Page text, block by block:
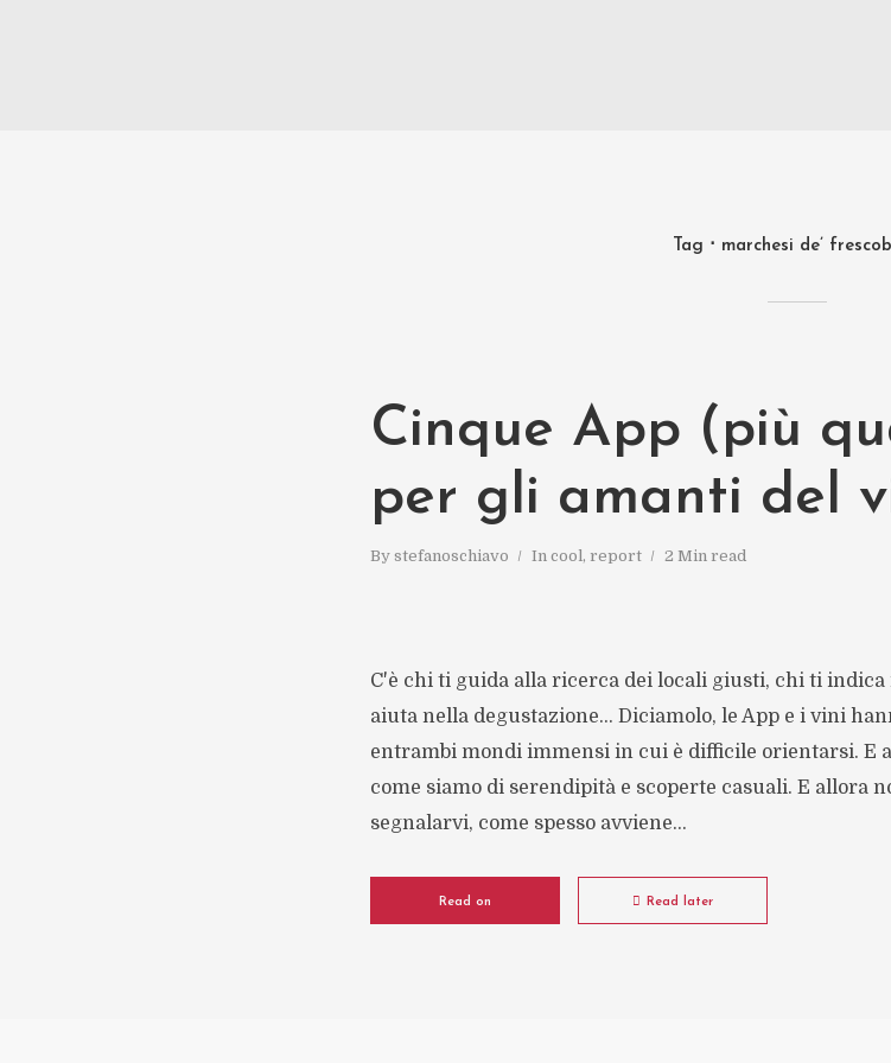
Tag marchesi de’
Cinque App (più
per gli amanti del
By stefanoschiavo In cool, report 2 Min read
C'è chi ti guida alla ricerca dei locali giusti, chi ti
aiuta nella degustazione... Diciamolo, le App e i vini
entrambi mondi immensi in cui è difficile orientarsi. E
come siamo di serendipità e scoperte casuali. E allora
segnalarvi, come spesso avviene...
Read on Read later